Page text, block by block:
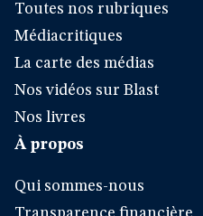
Toutes nos rubriques
Médiacritiques
La carte des médias
Nos vidéos sur Blast
Nos livres
À propos
Qui sommes-nous